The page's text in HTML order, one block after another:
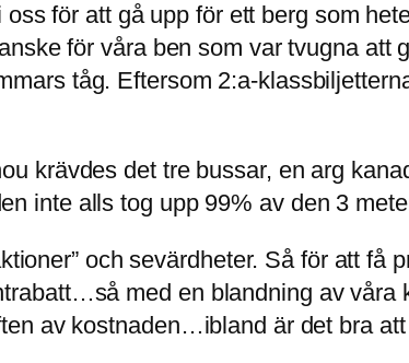
för att gå upp för ett berg som
för våra ben som var tvugna att
tåg. Eftersom 2:a-
krävdes det tre bussar, en arg
inte alls tog upp 99% av den 3
och sevärdheter. Så för att få
med en blandning av våra
av kostnaden…ibland är det bra